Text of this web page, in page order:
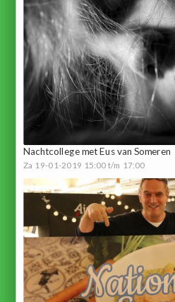
Nachtcollege met Eus van Someren
Za 19-01-2019 15:00 t/m 17:00